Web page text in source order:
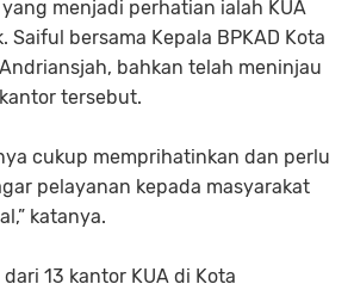
menjadi perhatian ialah KUA
Saiful bersama Kepala BPKAD Kota
bahkan telah meninjau
tersebut.
cukup memprihatinkan dan perlu
pelayanan kepada masyarakat
katanya.
13 kantor KUA di Kota